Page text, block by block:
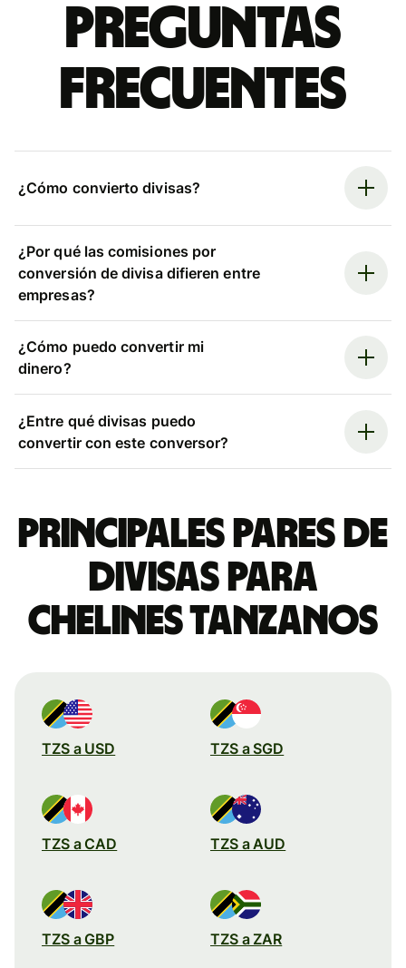
Preguntas
frecuentes
¿Cómo convierto divisas?
¿Por qué las comisiones por
conversión de divisa difieren entre
empresas?
¿Cómo puedo convertir mi
dinero?
¿Entre qué divisas puedo
convertir con este conversor?
Principales pares de
divisas para
chelines tanzanos
TZS a USD TZS a SGD
TZS a CAD TZS a AUD
TZS a GBP TZS a ZAR